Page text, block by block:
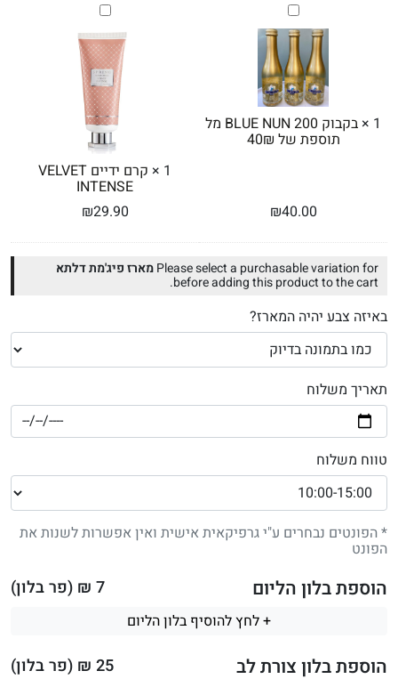
בקבוק
BLUE
NUN
200
מל
תוספת
של
40₪ 1
× בקבוק BLUE NUN 200 מל
תוספת של 40₪
₪40.00
קרם
ידיים
VELVET
INTENSE
1
× קרם ידיים VELVET
INTENSE
₪29.90
Please select a purchasable variation forמארז פיג'מת דלתא
before adding this product to the cart.
באיזה צבע יהיה המארז?
תאריך משלוח
טווח משלוח
* הפונטים נבחרים ע"י גרפיקאית אישית ואין אפשרות לשנות את
הפונט
הוספת בלון הליום 7 ₪ (פר בלון)
+ לחץ להוסיף בלון הליום
הוספת בלון צורת לב 25 ₪ (פר בלון)